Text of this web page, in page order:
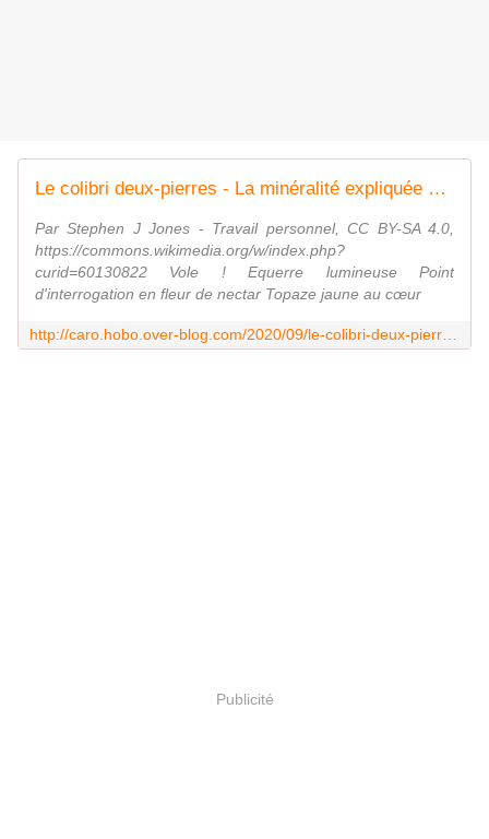
Le colibri deux-pierres - La minéralité expliquée aux cailloux
Par Stephen J Jones - Travail personnel, CC BY-SA 4.0,
https://commons.wikimedia.org/w/index.php?
curid=60130822 Vole ! Equerre lumineuse Point
d'interrogation en fleur de nectar Topaze jaune au cœur
Publicité